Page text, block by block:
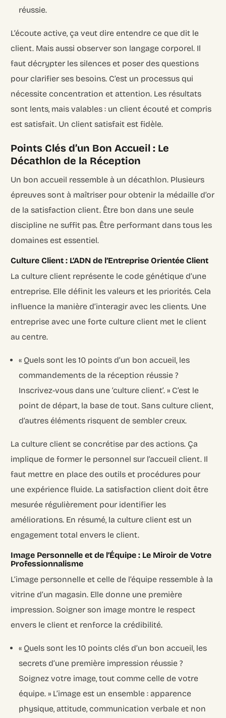
réussie.
L’écoute active, ça veut dire entendre ce que dit le
client. Mais aussi observer son langage corporel. Il
faut décrypter les silences et poser des questions
pour clarifier ses besoins. C’est un processus qui
nécessite concentration et attention. Les résultats
sont lents, mais valables : un client écouté et compris
est satisfait. Un client satisfait est fidèle.
Points Clés d’un Bon Accueil : Le
Décathlon de la Réception
Un bon accueil ressemble à un décathlon. Plusieurs
épreuves sont à maîtriser pour obtenir la médaille d’or
de la satisfaction client. Être bon dans une seule
discipline ne suffit pas. Être performant dans tous les
domaines est essentiel.
Culture Client : L’ADN de l’Entreprise Orientée Client
La culture client représente le code génétique d’une
entreprise. Elle définit les valeurs et les priorités. Cela
influence la manière d’interagir avec les clients. Une
entreprise avec une forte culture client met le client
au centre.
« Quels sont les 10 points d’un bon accueil, les
commandements de la réception réussie ?
Inscrivez-vous dans une ‘culture client’. » C’est le
point de départ, la base de tout. Sans culture client,
d’autres éléments risquent de sembler creux.
La culture client se concrétise par des actions. Ça
implique de former le personnel sur l’accueil client. Il
faut mettre en place des outils et procédures pour
une expérience fluide. La satisfaction client doit être
mesurée régulièrement pour identifier les
améliorations. En résumé, la culture client est un
engagement total envers le client.
Image Personnelle et de l’Équipe : Le Miroir de Votre
Professionnalisme
L’image personnelle et celle de l’équipe ressemble à la
vitrine d’un magasin. Elle donne une première
impression. Soigner son image montre le respect
envers le client et renforce la crédibilité.
« Quels sont les 10 points clés d’un bon accueil, les
secrets d’une première impression réussie ?
Soignez votre image, tout comme celle de votre
équipe. » L’image est un ensemble : apparence
physique, attitude, communication verbale et non